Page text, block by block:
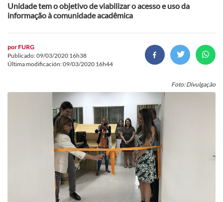
Unidade tem o objetivo de viabilizar o acesso e uso da
informação à comunidade acadêmica
por FURG
Publicado: 09/03/2020 16h38
Última modificación: 09/03/2020 16h44
Foto: Divulgação